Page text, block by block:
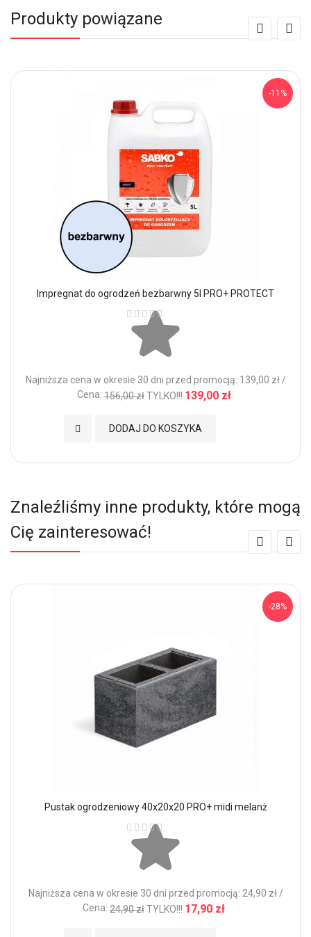
Produkty powiązane
-11%
Impregnat do ogrodzeń bezbarwny 5l PRO+ PROTECT
Ocena:
Najniższa cena w okresie 30 dni przed promocją: 139,00 zł /
Cena: 156,00 zł TYLKO!!! 139,00 zł
DODAJ DO KOSZYKA
Dodaj do Ulubionych
Znaleźliśmy inne produkty, które mogą
Cię zainteresować!
-28%
Pustak ogrodzeniowy 40x20x20 PRO+ midi melanż
Ocena:
Najniższa cena w okresie 30 dni przed promocją: 24,90 zł /
Cena: 24,90 złTYLKO!!! 17,90 zł